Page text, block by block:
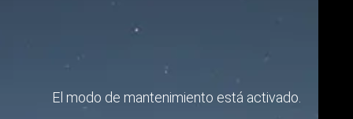
El modo de mantenimiento está activado.